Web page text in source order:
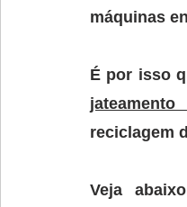
máquinas
É por isso
Veja